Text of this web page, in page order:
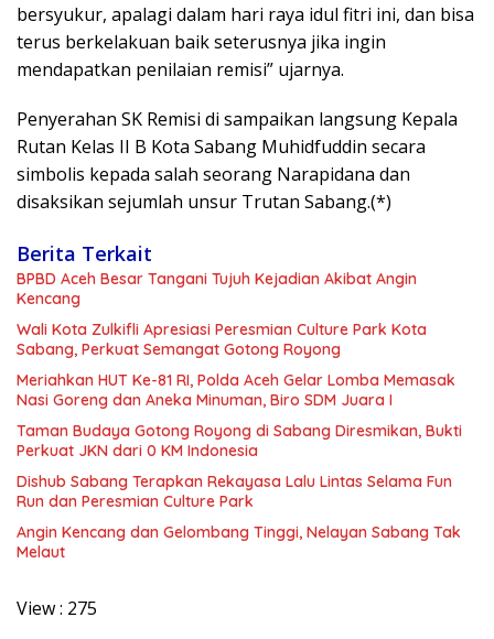
bersyukur, apalagi dalam hari raya idul fitri ini, dan bisa
terus berkelakuan baik seterusnya jika ingin
mendapatkan penilaian remisi” ujarnya.
Penyerahan SK Remisi di sampaikan langsung Kepala
Rutan Kelas II B Kota Sabang Muhidfuddin secara
simbolis kepada salah seorang Narapidana dan
disaksikan sejumlah unsur Trutan Sabang.(*)
Berita Terkait
BPBD Aceh Besar Tangani Tujuh Kejadian Akibat Angin
Kencang
Wali Kota Zulkifli Apresiasi Peresmian Culture Park Kota
Sabang, Perkuat Semangat Gotong Royong
Meriahkan HUT Ke-81 RI, Polda Aceh Gelar Lomba Memasak
Nasi Goreng dan Aneka Minuman, Biro SDM Juara I
Taman Budaya Gotong Royong di Sabang Diresmikan, Bukti
Perkuat JKN dari 0 KM Indonesia
Dishub Sabang Terapkan Rekayasa Lalu Lintas Selama Fun
Run dan Peresmian Culture Park
Angin Kencang dan Gelombang Tinggi, Nelayan Sabang Tak
Melaut
View : 275